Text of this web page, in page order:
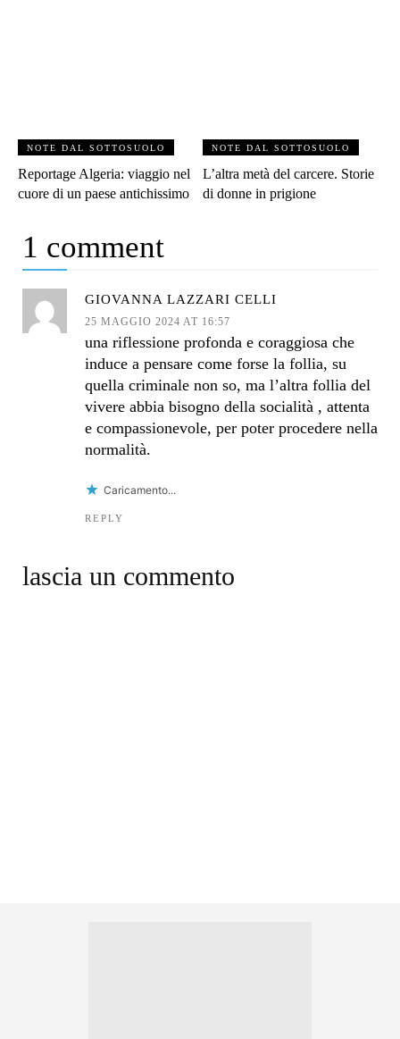
NOTE DAL SOTTOSUOLO
Reportage Algeria: viaggio nel
cuore di un paese antichissimo
NOTE DAL SOTTOSUOLO
L’altra metà del carcere. Storie
di donne in prigione
1 comment
GIOVANNA LAZZARI CELLI
25 MAGGIO 2024 AT 16:57
una riflessione profonda e coraggiosa che
induce a pensare come forse la follia, su
quella criminale non so, ma l’altra follia del
vivere abbia bisogno della socialità , attenta
e compassionevole, per poter procedere nella
normalità.
Caricamento...
REPLY
lascia un commento